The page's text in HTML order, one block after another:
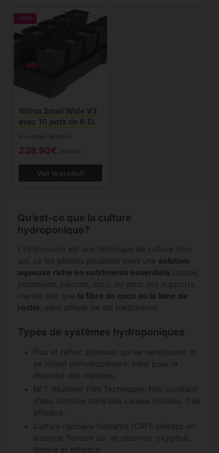
-20%
Wilma Small Wide V2
avec 10 pots de 6.5L
En rupture de stock
238.90€
Voir le produit
Qu'est-ce que la culture
hydroponique?
L'hydroponie est une technique de culture hors
sol, où les plantes poussent dans une solution
aqueuse riche en nutriments essentiels (azote,
potassium, calcium, etc.), ou dans des supports
inertes tels que la fibre de coco ou la laine de
roche , sans utiliser de sol traditionnel.
Types de systèmes hydroponiques
Flux et reflux: plateaux qui se remplissent et
se vident périodiquement. Idéal pour la
diversité des espèces.
NFT (Nutrient Film Technique): film constant
d'eau nutritive dans des canaux inclinés. Très
efficace.
Culture racinaire flottante (CRF): plantes en
substrat flottant sur un réservoir oxygéné.
Simple et efficace.